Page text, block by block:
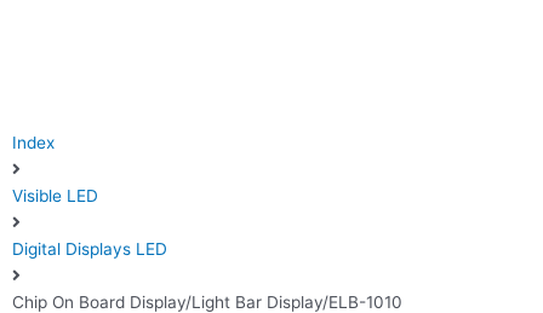
Index
Visible LED
Digital Displays LED
Chip On Board Display/Light Bar Display/ELB-1010